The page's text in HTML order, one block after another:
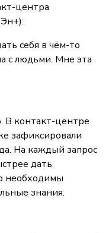
центра
себя в чём-то
с людьми. Мне эта
В контакт-центре
зафиксировали
На каждый запрос
дать
необходимы
знания.